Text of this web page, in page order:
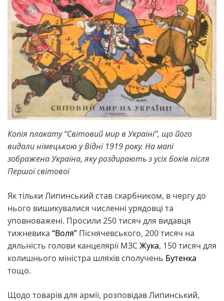
Копія плакату “Світовий мир в Україні”, що його
видали німецькою у Відні 1919 року. На мапі
зображена Україна, яку роздирають з усіх боків після
Першої світової
Як тільки Липинський став скарбником, в чергу до
нього вишикувалися численні урядовці та
уповноважені. Просили 250 тисяч для видавця
тижневика “Воля” Піснячевського, 200 тисяч на
дяльність голови канцелярії МЗСЖука, 150 тисяч для
колишнього міністра шляхів сполучень Бутенка
тощо.
Щодо товарів для армії, розповідав Липинський,